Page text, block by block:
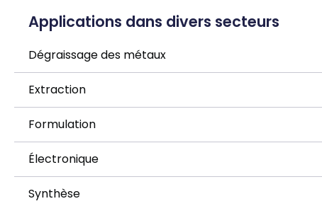
Applications dans divers secteurs
Dégraissage des métaux
Extraction
Formulation
Électronique
Synthèse